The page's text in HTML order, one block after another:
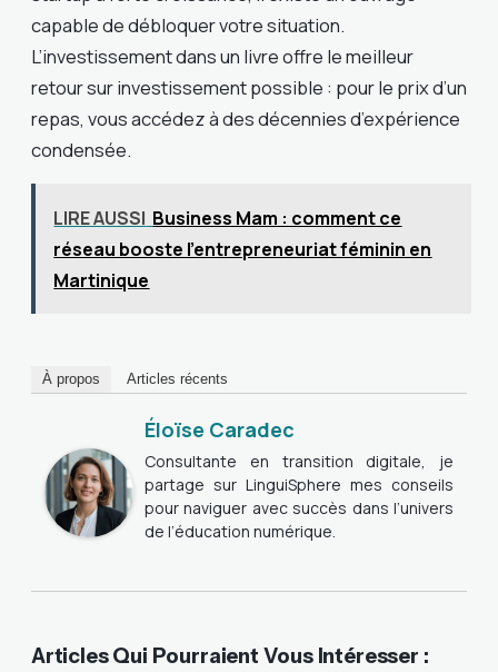
capable de débloquer votre situation.
L’investissement dans un livre offre le meilleur
retour sur investissement possible : pour le prix d’un
repas, vous accédez à des décennies d’expérience
condensée.
LIRE AUSSI Business Mam : comment ce
réseau booste l'entrepreneuriat féminin en
Martinique
À propos Articles récents
Éloïse Caradec
Consultante en transition digitale, je
partage sur LinguiSphere mes conseils
pour naviguer avec succès dans l’univers
de l’éducation numérique.
Articles Qui Pourraient Vous Intéresser :